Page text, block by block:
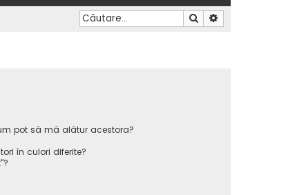
Căutare
pot să mă alătur acestora?
în culori diferite?